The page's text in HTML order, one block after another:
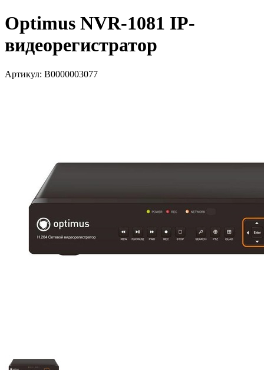
Optimus NVR-1081 IP-
видеорегистратор
Артикул: В0000003077